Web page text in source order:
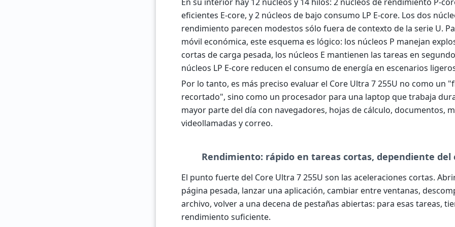
eficientes E-core, y 2 núcleos de bajo consumo LP E-core. Los dos
rendimiento parecen modestos sólo fuera de contexto de la serie U.
móvil económica, este esquema es lógico: los núcleos P manejan
cortas de carga pesada, los núcleos E mantienen las tareas en
núcleos LP E-core reducen el consumo de energía en escenarios
Por lo tanto, es más preciso evaluar el Core Ultra 7 255U no como un
recortado", sino como un procesador para una laptop que trabaja
mayor parte del día con navegadores, hojas de cálculo, documentos,
videollamadas y correo.
Rendimiento: rápido en tareas cortas, dependiente del
El punto fuerte del Core Ultra 7 255U son las aceleraciones cortas.
página pesada, lanzar una aplicación, cambiar entre ventanas,
archivo, volver a una decena de pestañas abiertas: para esas tareas,
rendimiento suficiente.